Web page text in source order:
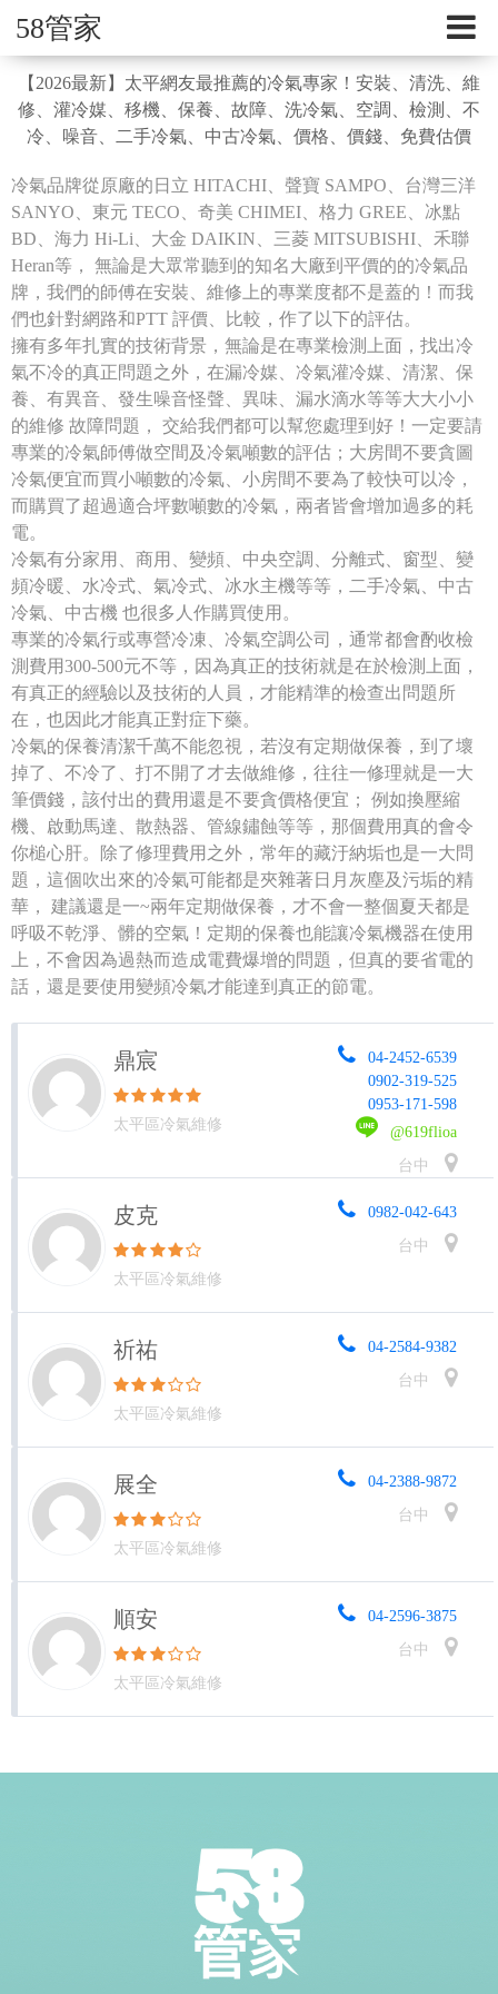
58管家
【2026最新】太平網友最推薦的冷氣專家！安裝、清洗、維
修、灌冷媒、移機、保養、故障、洗冷氣、空調、檢測、不
冷、噪音、二手冷氣、中古冷氣、價格、價錢、免費估價
冷氣品牌從原廠的日立 HITACHI、聲寶 SAMPO、台灣三洋
SANYO、東元 TECO、奇美 CHIMEI、格力 GREE、冰點
BD、海力 Hi-Li、大金 DAIKIN、三菱 MITSUBISHI、禾聯
Heran等， 無論是大眾常聽到的知名大廠到平價的的冷氣品
牌，我們的師傅在安裝、維修上的專業度都不是蓋的！而我
們也針對網路和PTT 評價、比較，作了以下的評估。
擁有多年扎實的技術背景，無論是在專業檢測上面，找出冷
氣不冷的真正問題之外，在漏冷媒、冷氣灌冷媒、清潔、保
養、有異音、發生噪音怪聲、異味、漏水滴水等等大大小小
的維修 故障問題， 交給我們都可以幫您處理到好！一定要請
專業的冷氣師傅做空間及冷氣噸數的評估；大房間不要貪圖
冷氣便宜而買小噸數的冷氣、小房間不要為了較快可以冷，
而購買了超過適合坪數噸數的冷氣，兩者皆會增加過多的耗
電。
冷氣有分家用、商用、變頻、中央空調、分離式、窗型、變
頻冷暖、水冷式、氣冷式、冰水主機等等，二手冷氣、中古
冷氣、中古機 也很多人作購買使用。
專業的冷氣行或專營冷凍、冷氣空調公司，通常都會酌收檢
測費用300-500元不等，因為真正的技術就是在於檢測上面，
有真正的經驗以及技術的人員，才能精準的檢查出問題所
在，也因此才能真正對症下藥。
冷氣的保養清潔千萬不能忽視，若沒有定期做保養，到了壞
掉了、不冷了、打不開了才去做維修，往往一修理就是一大
筆價錢，該付出的費用還是不要貪價格便宜； 例如換壓縮
機、啟動馬達、散熱器、管線鏽蝕等等，那個費用真的會令
你槌心肝。除了修理費用之外，常年的藏汙納垢也是一大問
題，這個吹出來的冷氣可能都是夾雜著日月灰塵及污垢的精
華， 建議還是一~兩年定期做保養，才不會一整個夏天都是
呼吸不乾淨、髒的空氣！定期的保養也能讓冷氣機器在使用
上，不會因為過熱而造成電費爆增的問題，但真的要省電的
話，還是要使用變頻冷氣才能達到真正的節電。
鼎宸
太平區冷氣維修
04-2452-6539
0902-319-525
0953-171-598
@619flioa
台中
皮克
太平區冷氣維修
0982-042-643
台中
祈祐
太平區冷氣維修
04-2584-9382
台中
展全
太平區冷氣維修
04-2388-9872
台中
順安
太平區冷氣維修
04-2596-3875
台中